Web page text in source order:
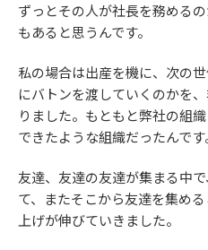
ずっとその人が社長を務める
もあると思うんです。
私の場合は出産を機に、次の
にバトンを渡していくのかを
りました。もともと弊社の組
できたような組織だったんです
友達、友達の友達が集まる中
て、またそこから友達を集め
上げが伸びていきました。